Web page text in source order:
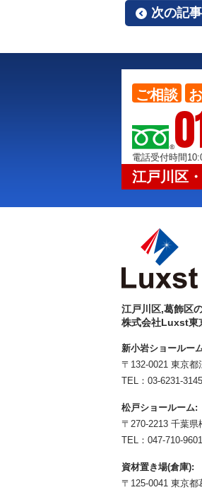
次の記事
ご相談
電話受付時間
江戸川区
江戸川区,葛飾区
株式会社Luxst東
新小岩ショールー
〒132-0021 東京都
TEL： 03-6231-3145
松戸ショールーム:
〒270-2213 千葉
TEL： 047-710-9601
資材置き場(倉庫):
〒125-0041 東京